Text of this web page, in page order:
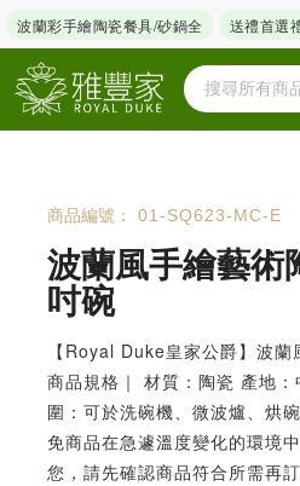
波蘭彩手繪陶瓷餐具/砂鍋全 送禮首選
商品編號： 01-SQ623-MC-E
波蘭風手繪藝術
吋碗
【Royal Duke皇家公爵】波蘭
商品規格｜ 材質：陶瓷 產地
圍：可於洗碗機、微波爐、烘
免商品在急遽溫度變化的環境
您，請先確認商品符合所需再